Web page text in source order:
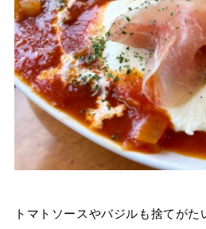
トマトソースやバジルも捨てがた